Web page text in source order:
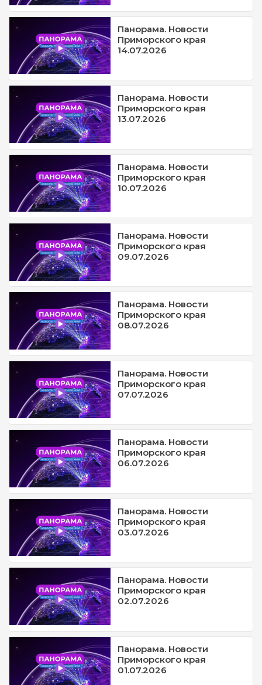
Панорама. Новости
Приморского края
14.07.2026
Панорама. Новости
Приморского края
13.07.2026
Панорама. Новости
Приморского края
10.07.2026
Панорама. Новости
Приморского края
09.07.2026
Панорама. Новости
Приморского края
08.07.2026
Панорама. Новости
Приморского края
07.07.2026
Панорама. Новости
Приморского края
06.07.2026
Панорама. Новости
Приморского края
03.07.2026
Панорама. Новости
Приморского края
02.07.2026
Панорама. Новости
Приморского края
01.07.2026